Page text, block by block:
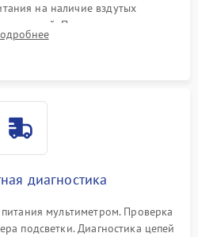
на наличие вздутых
Проверка надежности
шлейфов матрицы.
диагностика
мультиметром. Проверка
подсветки. Диагностика цепей